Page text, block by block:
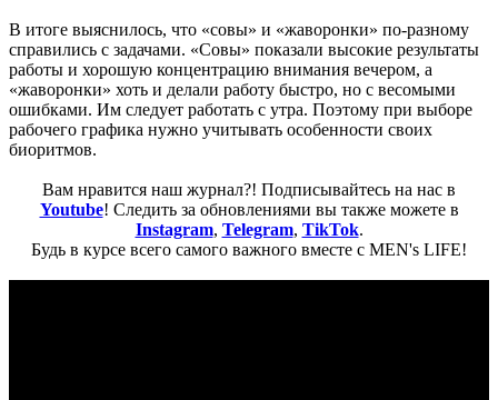
В итоге выяснилось, что «совы» и «жаворонки» по-разному
справились с задачами. «Совы» показали высокие результаты
работы и хорошую концентрацию внимания вечером, а
«жаворонки» хоть и делали работу быстро, но с весомыми
ошибками. Им следует работать с утра. Поэтому при выборе
рабочего графика нужно учитывать особенности своих
биоритмов.
Вам нравится наш журнал?! Подписывайтесь на нас в
Youtube! Следить за обновлениями вы также можете в
Instagram, Telegram, TikTok.
Будь в курсе всего самого важного вместе с MEN's LIFE!